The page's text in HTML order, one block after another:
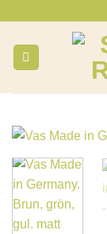
content